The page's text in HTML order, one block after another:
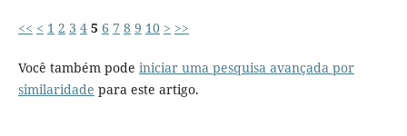
<< < 1 2 3 4 5 6 7 8 9 10 > >>
Você também pode iniciar uma pesquisa avançada por
similaridade para este artigo.